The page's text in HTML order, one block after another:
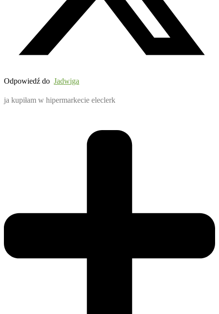
Odpowiedź do Jadwiga
ja kupiłam w hipermarkecie eleclerk